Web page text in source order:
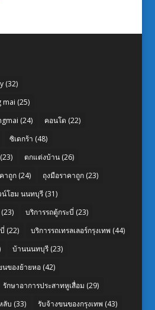
(32)
mai (25)
(24) คอนโด (22)
ซิเดกร้า (48)
(23) ตกแต่งบ้าน(26)
าถูก(24) ถุงมือราคาถูก(23)
น์โฮม นนทบุรี(31)
(23) บริการรถตู้กระบี่ (23)
(22) บริการรถเทรลเลอร์กรุงเทพ (44)
บ้านนนทบุรี(23)
นของย้ายหอ(42)
รักษาอาการประสาทหูเสื่อม (29)
ลับ (33) รับจ้างขนของกรุงเทพ (43)